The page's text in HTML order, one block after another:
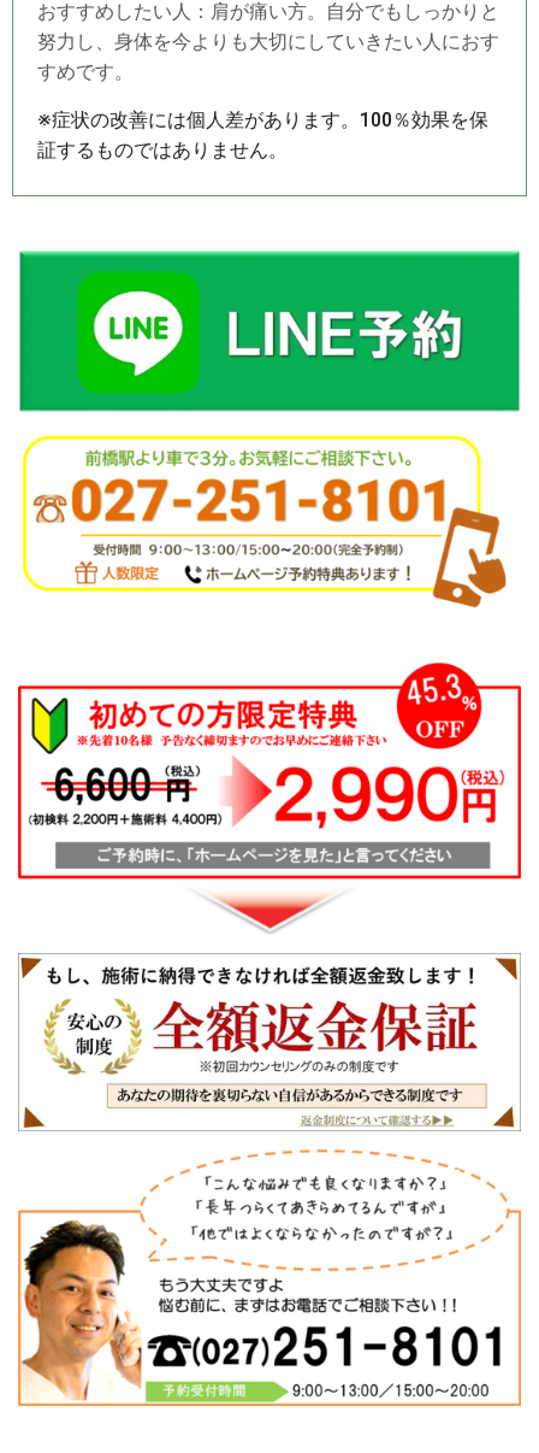
おすすめしたい人：肩が痛い方。自分でもしっかりと
努力し、身体を今よりも大切にしていきたい人におす
すめです。
※症状の改善には個人差があります。100％効果を保
証するものではありません。